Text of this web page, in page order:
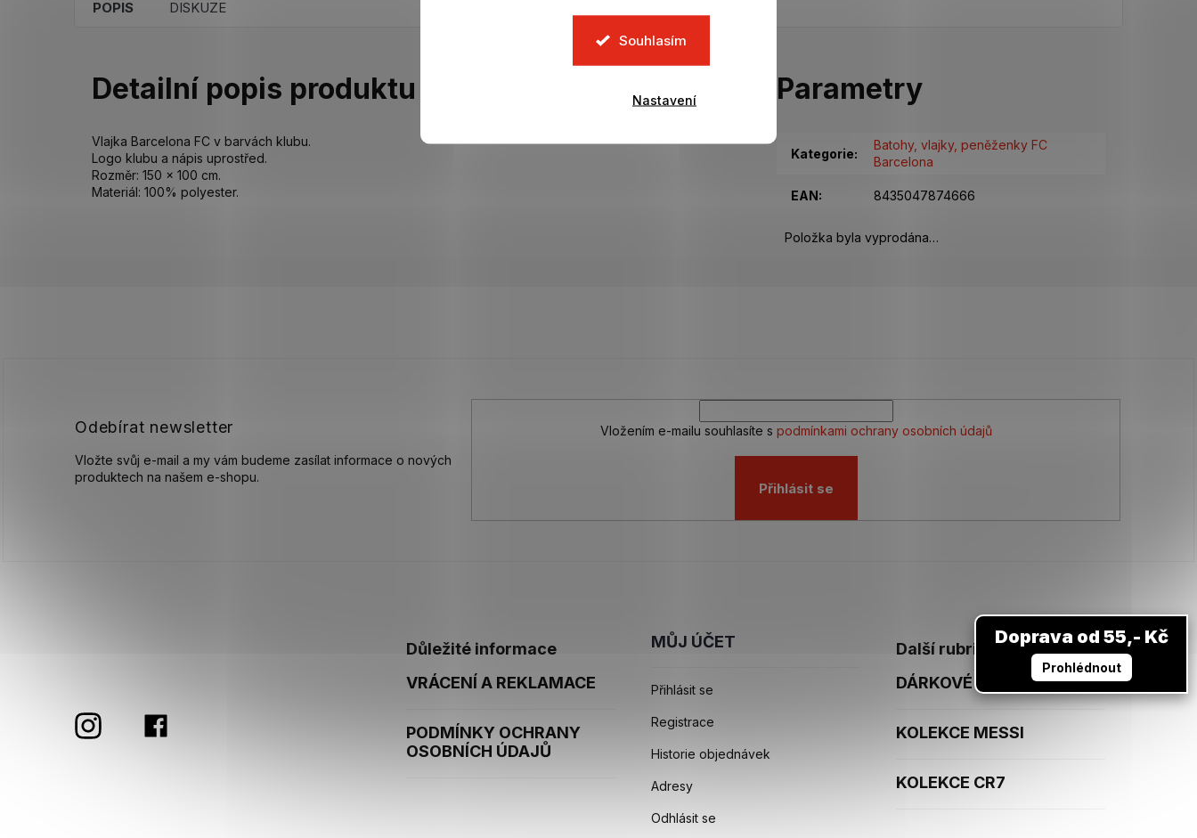
Souhlasím
Nastavení
POPIS DISKUZE
Detailní popis produktu
Vlajka Barcelona FC v barvách klubu.
Logo klubu a nápis uprostřed.
Rozměr: 150 x 100 cm.
Materiál: 100% polyester.
Parametry
Kategorie:
Batohy, vlajky, peněženky FC
Barcelona
EAN : 8435047874666
Položka byla vyprodána…
Odebírat newsletter
Vložte svůj e-mail a my vám budeme zasílat informace o nových
produktech na našem e-shopu.
Vložením e-mailu souhlasíte s podmínkami ochrany osobních údajů
Přihlásit se
Důležité informace
VRÁCENÍ A REKLAMACE
PODMÍNKY OCHRANY
OSOBNÍCH ÚDAJŮ
MŮJ ÚČET
Přihlásit se
Registrace
Historie objednávek
Adresy
Odhlásit se
Další rubriky
DÁRKOVÉ POUKAZY
KOLEKCE MESSI
KOLEKCE CR7
Doprava od 55,- Kč
Prohlédnout